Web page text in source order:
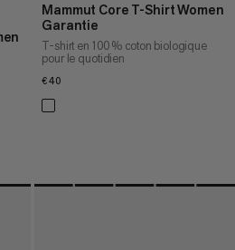
Mammut Core T-Shirt Women
Garantie
T-shirt en 100 % coton biologique
pour le quotidien
€40